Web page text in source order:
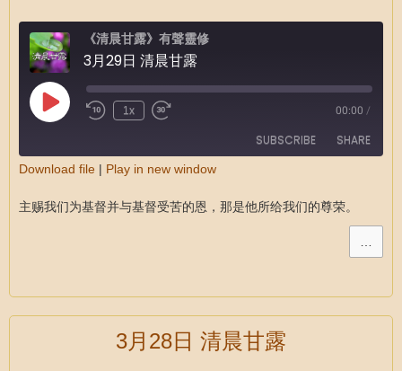
《清晨甘露》有聲靈修
3月29日 清晨甘露
1x 00:00 /
SUBSCRIBE SHARE
RSS FEED
Download file | Play in new window
主赐我们为基督并与基督受苦的恩，那是他所给我们的尊荣。
…
3月28日 清晨甘露